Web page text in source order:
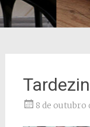
8 de outubro